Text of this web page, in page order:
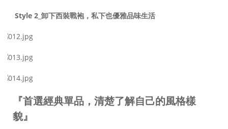
Style 2_卸下西裝戰袍，私下也優雅品味生活
『首選經典單品，清楚了解自己的風格樣
貌』